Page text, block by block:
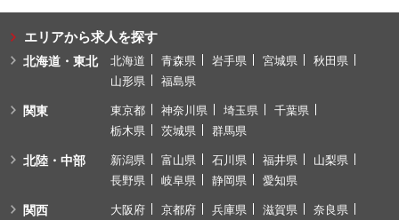
エリアから求人を探す
北海道・東北 北海道 青森県 岩手県 宮城県
秋田県
山形県
福島県
関東 東京都 神奈川県 埼玉県
千葉県
栃木県
茨城県 群馬県
北陸・中部 新潟県 富山県 石川県 福井県
山梨県
長野県
岐阜県 静岡県 愛知県
関西 大阪府 京都府 兵庫県 滋賀県
奈良県